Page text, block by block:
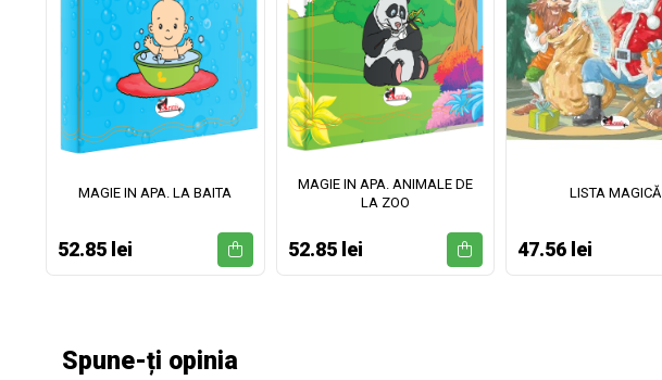
MAGIE IN APA. LA BAITA
52.85 lei
MAGIE IN APA. ANIMALE DE
LA ZOO
52.85 lei
LISTA MAGICĂ
47.56 lei
Spune-ți opinia